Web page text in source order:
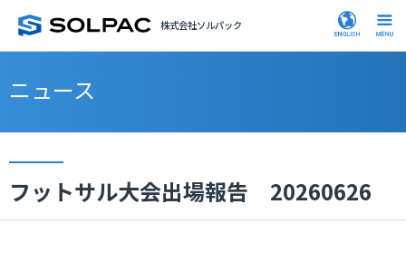
株式会社ソルパック
ニュース
フットサル大会出場報告 20260626